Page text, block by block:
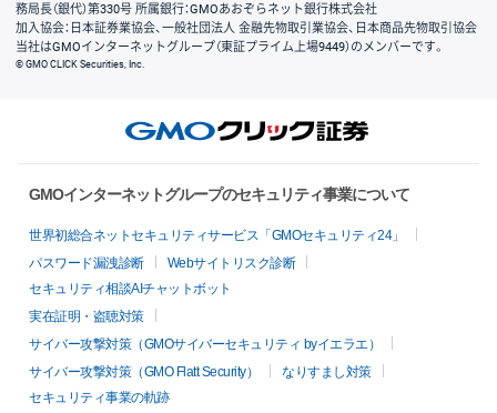
務局長（銀代）第330号 所属銀行：GMOあおぞらネット銀行株式会社
加入協会：日本証券業協会、一般社団法人 金融先物取引業協会、日本商品先物取引協会
当社はGMOインターネットグループ（東証プライム上場9449）のメンバーです。
© GMO CLICK Securities, Inc.
GMOインターネットグループのセキュリティ事業について
世界初総合ネットセキュリティサービス「GMOセキュリティ24」
パスワード漏洩診断
Webサイトリスク診断
セキュリティ相談AIチャットボット
実在証明・盗聴対策
サイバー攻撃対策（GMOサイバーセキュリティ byイエラエ）
サイバー攻撃対策（GMO Flatt Security）
なりすまし対策
セキュリティ事業の軌跡